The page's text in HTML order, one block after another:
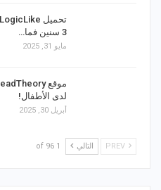
3 سنين فما…
مايو 31, 2025
لدى الأطفال!
أبريل 30, 2025
التالي 1 of 96